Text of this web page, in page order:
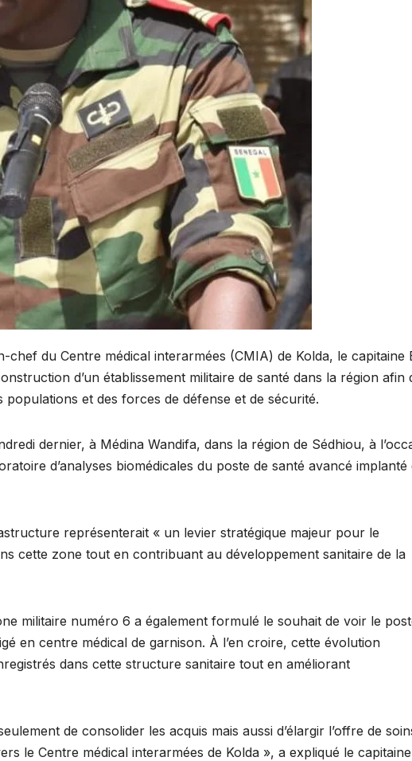
chef du Centre médical interarmées (CMIA) de Kolda, le capitaine
d’un établissement militaire de santé dans la région afin
et des forces de défense et de sécurité.
dernier, à Médina Wandifa, dans la région de Sédhiou, à
d’analyses biomédicales du poste de santé avancé implanté
représenterait « un levier stratégique majeur pour le
cette zone tout en contribuant au développement sanitaire de la
militaire numéro 6 a également formulé le souhait de voir le
en centre médical de garnison. À l’en croire, cette évolution
dans cette structure sanitaire tout en améliorant
de consolider les acquis mais aussi d’élargir l’offre de
le Centre médical interarmées de Kolda », a expliqué le